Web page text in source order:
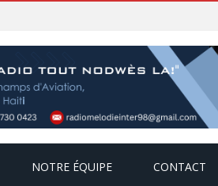
NOTRE ÉQUIPE CONTACT